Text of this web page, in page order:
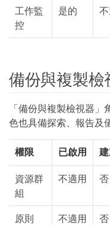
工作監
控
是的
備份與複製檢
「備份與複製檢視器
色也具備探索、報告及
權限 已啟用
資源群
組
不適用 否
原則 不適用 否